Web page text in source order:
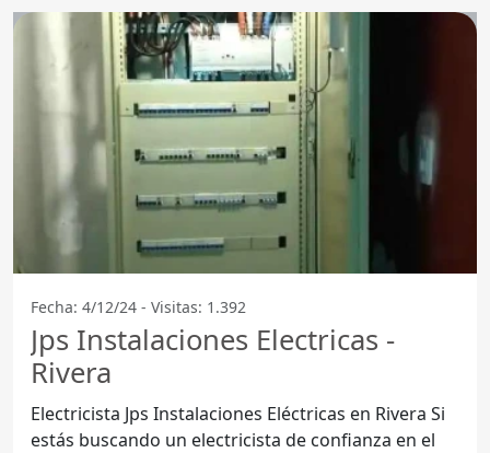
Fecha: 4/12/24 - Visitas: 1.392
Jps Instalaciones Electricas -
Rivera
Electricista Jps Instalaciones Eléctricas en Rivera Si
estás buscando un electricista de confianza en el